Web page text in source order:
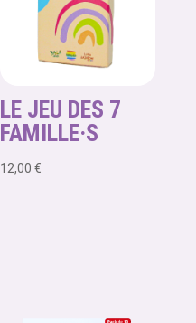
LE JEU DES 7
FAMILLE·S
12,00€